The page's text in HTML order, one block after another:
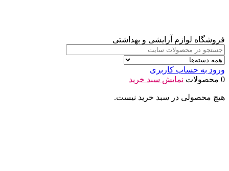
فروشگاه لوازم آرایشی و بهداشتی
ورود به حساب کاربری
0 محصولات
نمایش سبد خرید
هیچ محصولی در سبد خرید نیست.